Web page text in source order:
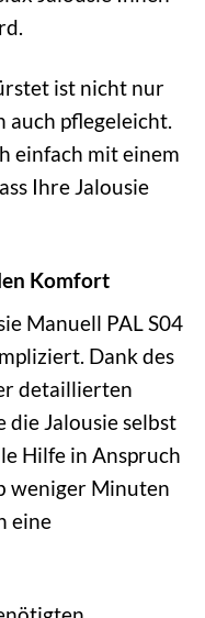
ist nicht nur
auch pflegeleicht.
einfach mit einem
Ihre Jalousie
Komfort
Manuell PAL S04
Dank des
detaillierten
die Jalousie selbst
Hilfe in Anspruch
weniger Minuten
eine